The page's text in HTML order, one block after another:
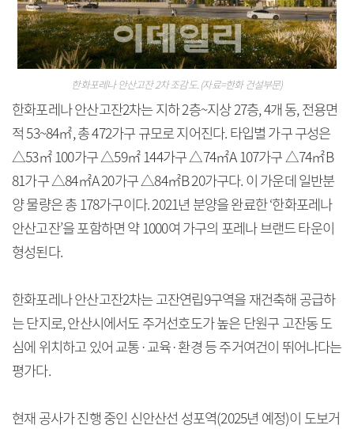
한화포레나 안산고잔 2차 조감도. (자료=한화 건설부문)
한화포레나 안산고잔2차는 지하 2층~지상 27층, 4개 동, 전용면
적 53~84㎡, 총 472가구 규모로 지어진다. 타입별 가구 구성은
△53㎡ 100가구 △59㎡ 144가구 △74㎡A 107가구 △74㎡B
81가구 △84㎡A 20가구 △84㎡B 20가구다. 이 가운데 일반분
양 물량은 총 178가구이다. 2021년 분양을 완료한 ‘한화포레나
안산고잔’을 포함하면 약 1000여 가구의 포레나 브랜드 타운이
형성된다.
한화포레나 안산고잔2차는 고잔연립9구역을 재건축해 공급하
는 단지로, 안산시에서도 주거선호도가 높은 단원구 고잔동 도
심에 위치하고 있어 교통·교육·환경 등 주거여건이 뛰어나다는
평가다.
현재 공사가 진행 중인 신안산선 성포역(2025년 예정)이 도보거